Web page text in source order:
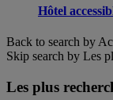
Hôtel
Back to search by
Skip search by Les
Les plus